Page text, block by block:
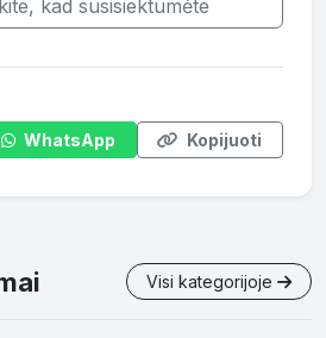
kad susisiektumėte
WhatsApp Kopijuoti
Visi kategorijoje